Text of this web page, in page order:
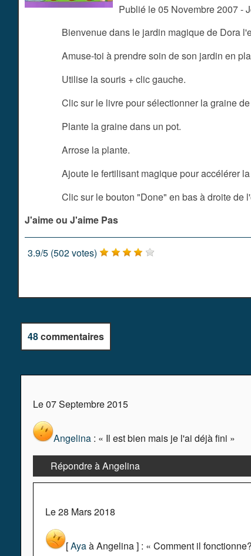
Publié le 05 Novembre 2007 -
Bienvenue dans le jardin magique de Dora
Amuse-toi à prendre soin de son jardin en
Utilise la souris + clic gauche.
Clic sur le livre pour sélectionner la graine
Plante la graine dans un pot.
Arrose la plante.
Ajoute le fertilisant magique pour accélérer
Clic sur le bouton "Done" en bas à droite de
J'aime ou J'aime Pas
3.9/5 (502votes)
48commentaires
Le 07 Septembre 2015
Angelina : « Il est bien mais je l'ai déjà fini »
Répondre à Angelina
Le 28 Mars 2018
[Ayaà Angelina ] : « Comment il